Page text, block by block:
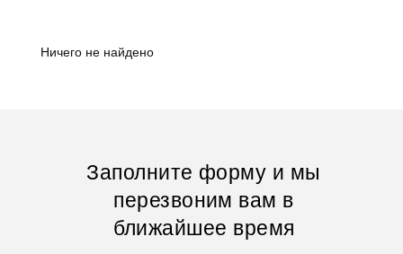
Ничего не найдено
Заполните форму и мы
перезвоним вам в
ближайшее время